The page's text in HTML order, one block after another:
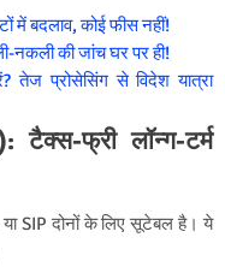
बदलाव, कोई फीस नहीं!
नकली की जांच घर पर ही!
तेज प्रोसेसिंग से विदेश यात्रा
टैक्स-फ्री लॉन्ग-टर्म
SIP दोनों के लिए सूटेबल है। ये